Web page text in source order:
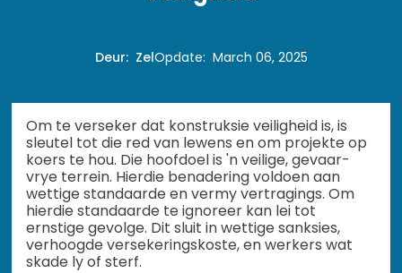
Deur: ZelOpdate: March 06, 2025
Om te verseker dat konstruksie veiligheid is, is
sleutel tot die red van lewens en om projekte op
koers te hou. Die hoofdoel is 'n veilige, gevaar-
vrye terrein. Hierdie benadering voldoen aan
wettige standaarde en vermy vertragings. Om
hierdie standaarde te ignoreer kan lei tot
ernstige gevolge. Dit sluit in wettige sanksies,
verhoogde versekeringskoste, en werkers wat
skade ly of sterf.